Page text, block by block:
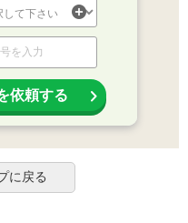
依頼する
に戻る